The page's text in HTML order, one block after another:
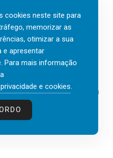
a casa fica mais
Outlook 2026
em serviços de
artificial (IA), acaba
cookies neste site para
memorizar as
otimizar a sua
e apresentar
Para mais informação
e cookies.